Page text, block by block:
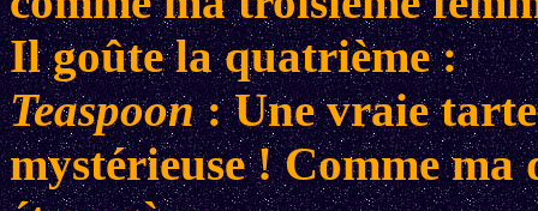
Il goûte la quatrième :
Teaspoon: Une vraie
mystérieuse ! Comme